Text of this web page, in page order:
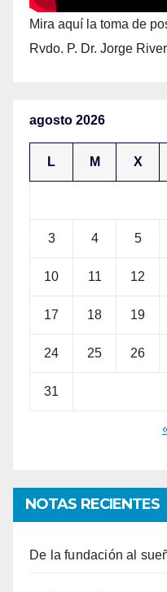
Mira aquí la toma de
Rvdo. P. Dr. Jorge
agosto 2026
L M X
3 4 5
10 11 12
17 18 19
24 25 26
31
NOTAS RECIENTES
De la fundación al